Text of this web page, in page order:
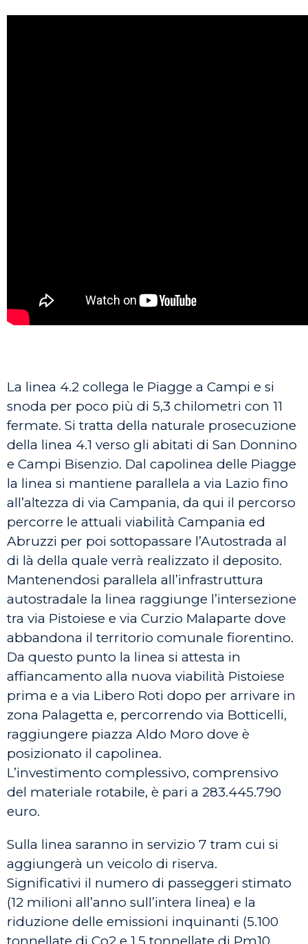
La linea 4.2 collega le Piagge a Campi e si
snoda per poco più di 5,3 chilometri con 11
fermate. Si tratta della naturale prosecuzione
della linea 4.1 verso gli abitati di San Donnino
e Campi Bisenzio. Dal capolinea delle Piagge
la linea si mantiene parallela a via Lazio fino
all’altezza di via Campania, da qui il percorso
percorre le attuali viabilità Campania ed
Abruzzi per poi sottopassare l’Autostrada al
di là della quale verrà realizzato il deposito.
Mantenendosi parallela all’infrastruttura
autostradale la linea raggiunge l’intersezione
tra via Pistoiese e via Curzio Malaparte dove
abbandona il territorio comunale fiorentino.
Da questo punto la linea si attesta in
affiancamento alla nuova viabilità Pistoiese
prima e a via Libero Roti dopo per arrivare in
zona Palagetta e, percorrendo via Botticelli,
raggiungere piazza Aldo Moro dove è
posizionato il capolinea.
L’investimento complessivo, comprensivo
del materiale rotabile, è pari a 283.445.790
euro.
Sulla linea saranno in servizio 7 tram cui si
aggiungerà un veicolo di riserva.
Significativi il numero di passeggeri stimato
(12 milioni all’anno sull’intera linea) e la
riduzione delle emissioni inquinanti (5.100